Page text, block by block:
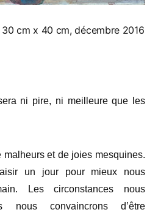
cm x 40 cm, décembre 2016
ni pire, ni meilleure que les
malheurs et de joies mesquines.
un jour pour mieux nous
Les circonstances nous
nous convaincrons d’être